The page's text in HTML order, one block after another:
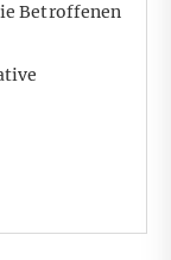
Betroffenen